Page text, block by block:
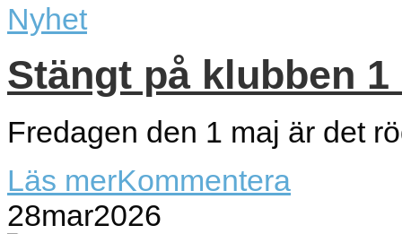
Nyhet
Stängt på klubben 1
Fredagen den 1 maj är det
Läs merKommentera
28mar2026